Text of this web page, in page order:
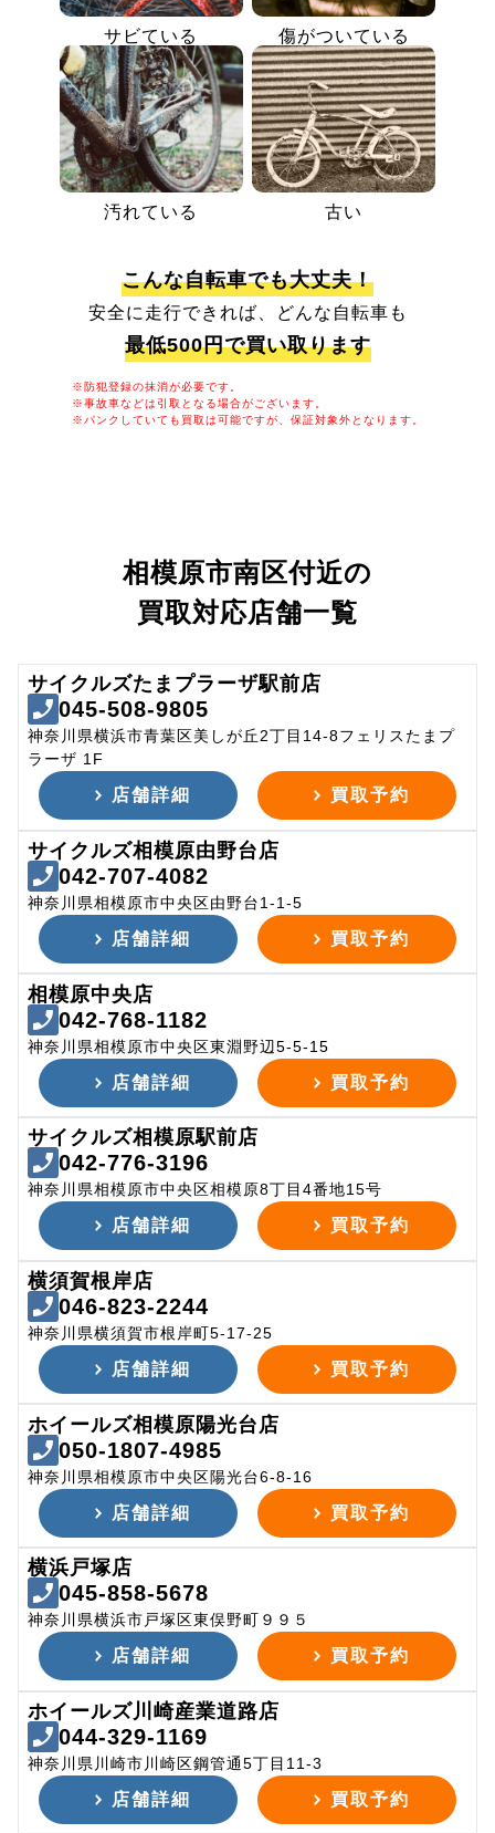
サビている 傷がついている
汚れている 古い
こんな自転車でも大丈夫！
安全に走行できれば、どんな自転車も
最低500円で買い取ります
※防犯登録の抹消が必要です。
※事故車などは引取となる場合がございます。
※パンクしていても買取は可能ですが、保証対象外となります。
相模原市南区付近の
買取対応店舗一覧
サイクルズたまプラーザ駅前店
045-508-9805
神奈川県横浜市青葉区美しが丘2丁目14-8フェリスたまプ
ラーザ 1F
店舗詳細 買取予約
サイクルズ相模原由野台店
042-707-4082
神奈川県相模原市中央区由野台1-1-5
店舗詳細 買取予約
相模原中央店
042-768-1182
神奈川県相模原市中央区東淵野辺5-5-15
店舗詳細 買取予約
サイクルズ相模原駅前店
042-776-3196
神奈川県相模原市中央区相模原8丁目4番地15号
店舗詳細 買取予約
横須賀根岸店
046-823-2244
神奈川県横須賀市根岸町5-17-25
店舗詳細 買取予約
ホイールズ相模原陽光台店
050-1807-4985
神奈川県相模原市中央区陽光台6-8-16
店舗詳細 買取予約
横浜戸塚店
045-858-5678
神奈川県横浜市戸塚区東俣野町９９５
店舗詳細 買取予約
ホイールズ川崎産業道路店
044-329-1169
神奈川県川崎市川崎区鋼管通5丁目11-3
店舗詳細 買取予約